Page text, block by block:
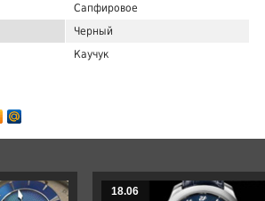
Сапфировое
Черный
Каучук
18.06